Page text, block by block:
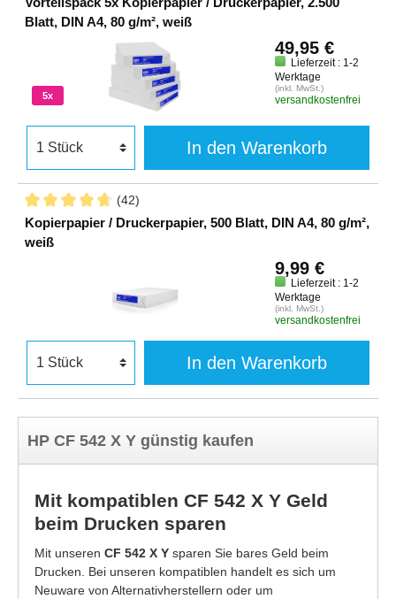
Blatt, DIN A4, 80 g/m², weiß
5x
49,95 €
Lieferzeit : 1-2
Werktage
(inkl. MwSt.)
versandkostenfrei
In den Warenkorb
(42)
Kopierpapier / Druckerpapier, 500 Blatt, DIN A4, 80 g/m²,
weiß
9,99 €
Lieferzeit : 1-2
Werktage
(inkl. MwSt.)
versandkostenfrei
In den Warenkorb
HP CF 542 X Y günstig kaufen
Mit kompatiblen CF 542 X Y Geld
beim Drucken sparen
Mit unseren CF 542 X Y sparen Sie bares Geld beim
Drucken. Bei unseren kompatiblen handelt es sich um
Neuware von Alternativherstellern oder um